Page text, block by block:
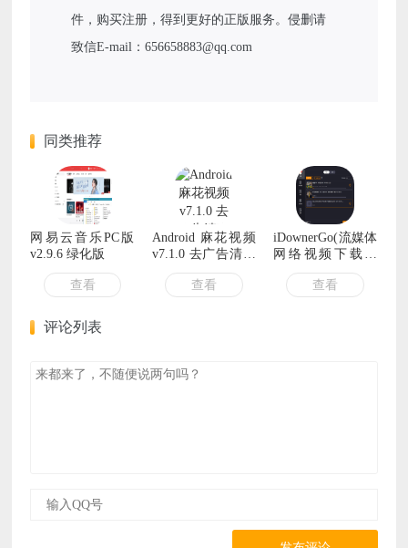
件，购买注册，得到更好的正版服务。侵删请
致信E-mail：656658883@qq.com
同类推荐
网易云音乐PC版
v2.9.6 绿化版
查看
Android 麻花视频
v7.1.0 去广告清爽
查看
iDownerGo(流媒体
网络视频下载工
具) v11.1.1 多语便
查看
评论列表